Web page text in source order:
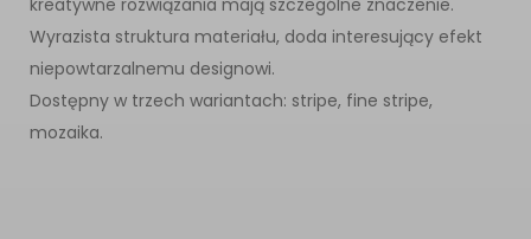
kreatywne rozwiązania mają szczególne znaczenie.
Wyrazista struktura materiału, doda interesujący efekt
niepowtarzalnemu designowi.
Dostępny w trzech wariantach: stripe, fine stripe,
mozaika.